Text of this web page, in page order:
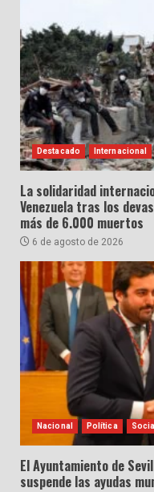
Destacado Internacional
La solidaridad
Venezuela tras los
más de 6.000 muertos
6 de agosto de 2026
Nacional Política Social
El Ayuntamiento de
suspende las ayudas